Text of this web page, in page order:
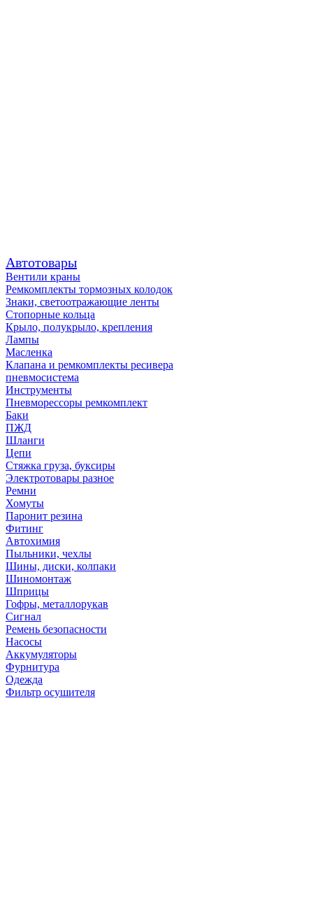
Автотовары
Вентили краны
Ремкомплекты тормозных колодок
Знаки, светоотражающие ленты
Стопорные кольца
Крыло, полукрыло, крепления
Лампы
Масленка
Клапана и ремкомплекты ресивера
пневмосистема
Инструменты
Пневморессоры ремкомплект
Баки
ПЖД
Шланги
Цепи
Стяжка груза, буксиры
Электротовары разное
Ремни
Хомуты
Паронит резина
Фитинг
Автохимия
Пыльники, чехлы
Шины, диски, колпаки
Шиномонтаж
Шприцы
Гофры, металлорукав
Сигнал
Ремень безопасности
Насосы
Аккумуляторы
Фурнитура
Одежда
Фильтр осушителя